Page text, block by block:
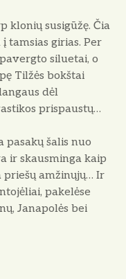
klo­nių susigūžę. Čia
tamsias girias. Per
siluetai, o
Tilžės bokštai
dėl
prispaustų…
pasakų šalis nuo
ir skausminga kaip
priešų amžinųjų… Ir
pa­kelėse
Janapolės bei